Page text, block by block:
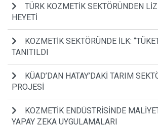
TÜRK KOZMETİK SEKTÖRÜNDEN
HEYETİ
KOZMETİK SEKTÖRÜNDE İLK:
TANITILDI
KÜAD’DAN HATAY’DAKİ TARIM
PROJESİ
KOZMETİK ENDÜSTRİSİNDE
YAPAY ZEKA UYGULAMALARI